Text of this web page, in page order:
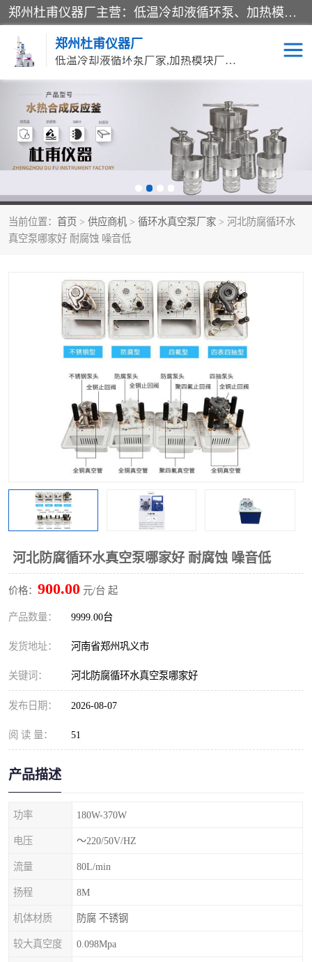
郑州杜甫仪器厂主营：低温冷却液循环泵、加热模块、水热合成反应釜、水油浴锅、旋转蒸发器、循环水真空泵等产品。郑州杜甫仪器厂在众多的教学仪器行业中依靠科技力量扬长避短、迅速发展，成为国家教委*生产教学仪器的厂家，产品具有国内良好水平，主导产品通过ISO9002质量认证。
郑州杜甫仪器厂
低温冷却液循环泵厂家,加热模块厂家,水热合成反应釜厂家,水油浴锅厂家,旋转蒸发器厂家
当前位置： 首页 > 供应商机 > 循环水真空泵厂家 > 河北防腐循环水
真空泵哪家好 耐腐蚀 噪音低
河北防腐循环水真空泵哪家好 耐腐蚀 噪音低
价格： 900.00 元/台 起
产品数量： 9999.00台
发货地址： 河南省郑州巩义市
关键词： 河北防腐循环水真空泵哪家好
发布日期： 2026-08-07
阅 读 量： 51
产品描述
功率 180W-370W
电压 ～220/50V/HZ
流量 80L/min
扬程 8M
机体材质 防腐 不锈钢
较大真空度 0.098Mpa
循环水真空泵厂家 水热合成反应釜厂家
低温冷却液循环泵厂家 加热模块厂家
气流烘干器
旋转蒸发器厂家 双层玻璃反应釜10L
高温循环油浴锅母 五抽头循环水真空泵
多功能水浴锅 多功能油浴锅
单层玻璃反应釜 低温恒温反应浴槽
电动搅拌器